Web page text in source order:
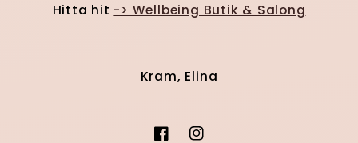
Hitta hit -> Wellbeing Butik & Salong
Kram, Elina